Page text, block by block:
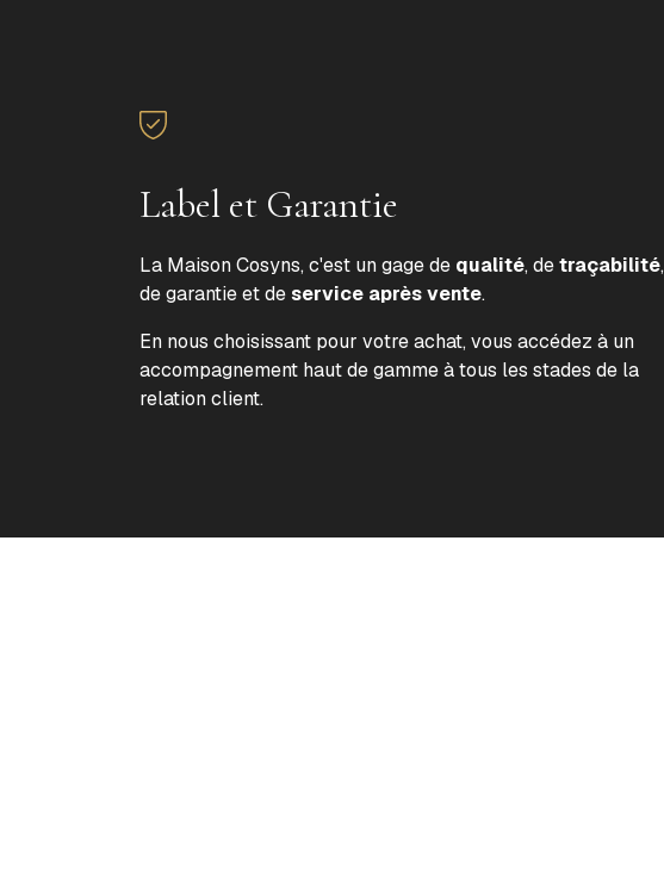
Label et Garantie
La Maison Cosyns, c'est un gage de qualité, detraçabilité,
de garantie et deservice après vente.
En nous choisissant pour votre achat, vous accédez à un
accompagnement haut de gamme à tous les stades de la
relation client.